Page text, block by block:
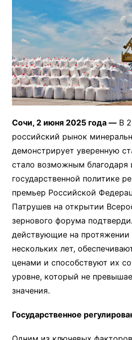
Сочи, 2 июня 2025 года —В
российский рынок
демонстрирует уверенную
стало возможным благодаря
государственной политике
премьер Российской
Патрушев на открытии
зернового форума
действующие на протяжении
нескольких лет,
ценами и способствуют их
уровне, который не
значения.
Государственное